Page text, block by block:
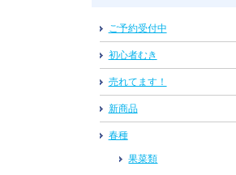
ご予約受付中
初心者むき
売れてます！
新商品
春種
果菜類